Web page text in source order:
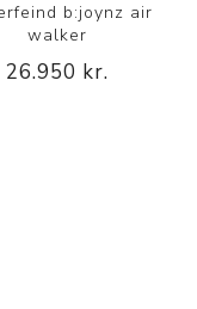
b:joynz air
walker
26.950 kr.